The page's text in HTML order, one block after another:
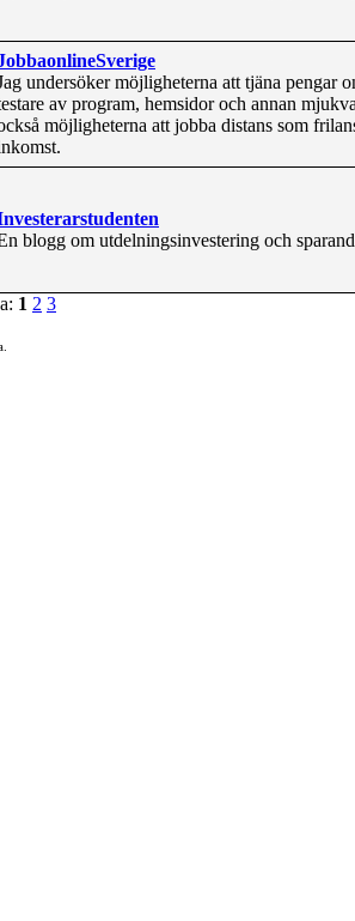
undersöker möjligheterna att tjäna pengar
av program, hemsidor och annan
möjligheterna att jobba distans som
blogg om utdelningsinvestering och
1 2 3